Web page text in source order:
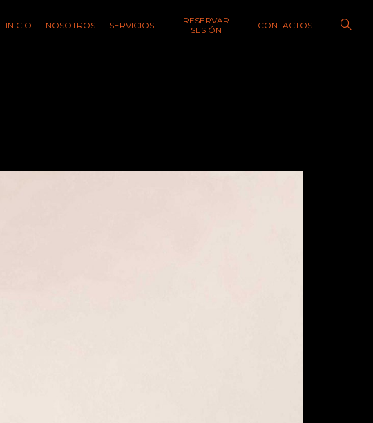
INICIO NOSOTROS SERVICIOS
RESERVAR
SESIÓN
CONTACTOS